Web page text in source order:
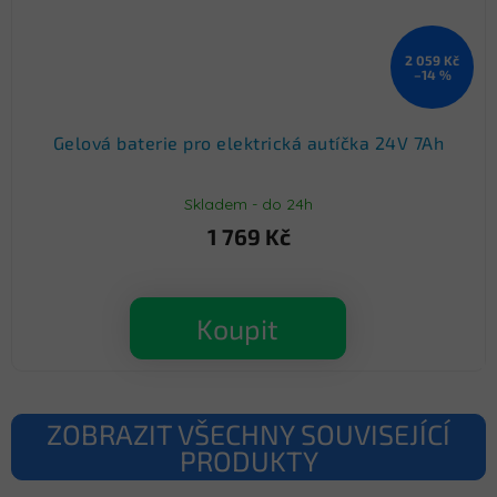
2 059 Kč
–14 %
Gelová baterie pro elektrická autíčka 24V 7Ah
Skladem - do 24h
1 769 Kč
Koupit
ZOBRAZIT VŠECHNY SOUVISEJÍCÍ
PRODUKTY